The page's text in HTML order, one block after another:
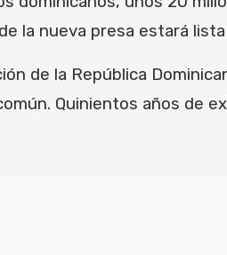
la nueva presa estará
de la República
Quinientos años de